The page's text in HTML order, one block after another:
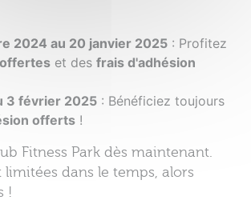
2024 au 20 janvier 2025 : Profitez
et des frais d'adhésion
3 février 2025 : Bénéficiez toujours
offerts !
Fitness Park dès maintenant.
limitées dans le temps, alors
!